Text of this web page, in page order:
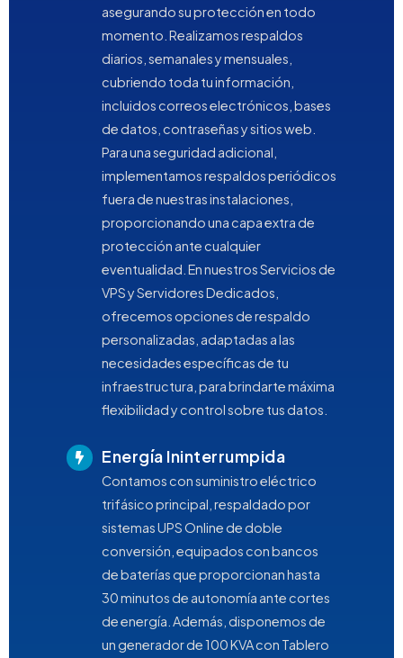
asegurando su protección en todo
momento. Realizamos respaldos
diarios, semanales y mensuales,
cubriendo toda tu información,
incluidos correos electrónicos, bases
de datos, contraseñas y sitios web.
Para una seguridad adicional,
implementamos respaldos periódicos
fuera de nuestras instalaciones,
proporcionando una capa extra de
protección ante cualquier
eventualidad. En nuestros Servicios de
VPS y Servidores Dedicados,
ofrecemos opciones de respaldo
personalizadas, adaptadas a las
necesidades específicas de tu
infraestructura, para brindarte máxima
flexibilidad y control sobre tus datos.
Energía Ininterrumpida
Contamos con suministro eléctrico
trifásico principal, respaldado por
sistemas UPS Online de doble
conversión, equipados con bancos
de baterías que proporcionan hasta
30 minutos de autonomía ante cortes
de energía. Además, disponemos de
un generador de 100 KVA con Tablero